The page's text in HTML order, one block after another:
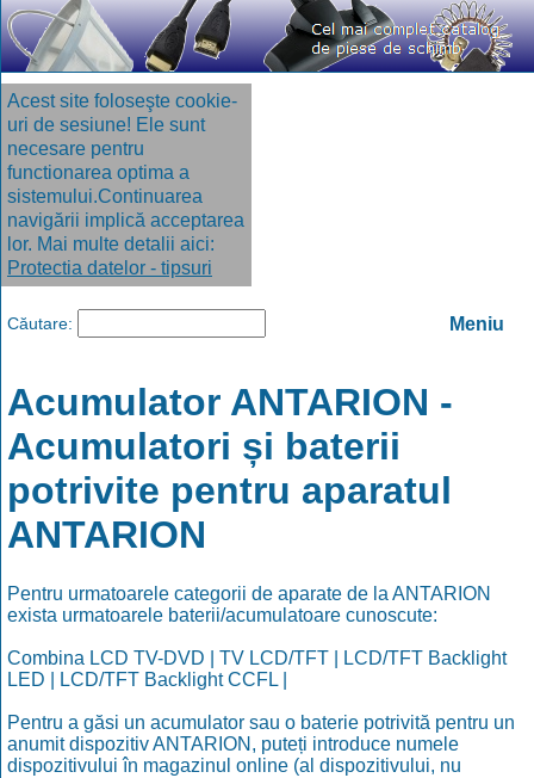
Acest site foloseşte cookie-
uri de sesiune! Ele sunt
necesare pentru
functionarea optima a
sistemului.Continuarea
navigării implică acceptarea
lor. Mai multe detalii aici:
Protectia datelor - tipsuri
Acumulator ANTARION -
Acumulatori și baterii
potrivite pentru aparatul
ANTARION
Pentru urmatoarele categorii de aparate de la ANTARION
exista urmatoarele baterii/acumulatoare cunoscute:
Combina LCD TV-DVD | TV LCD/TFT | LCD/TFT Backlight
LED | LCD/TFT Backlight CCFL |
Pentru a găsi un acumulator sau o baterie potrivită pentru un
anumit dispozitiv ANTARION, puteți introduce numele
dispozitivului în magazinul online (al dispozitivului, nu
Căutare: Meniu